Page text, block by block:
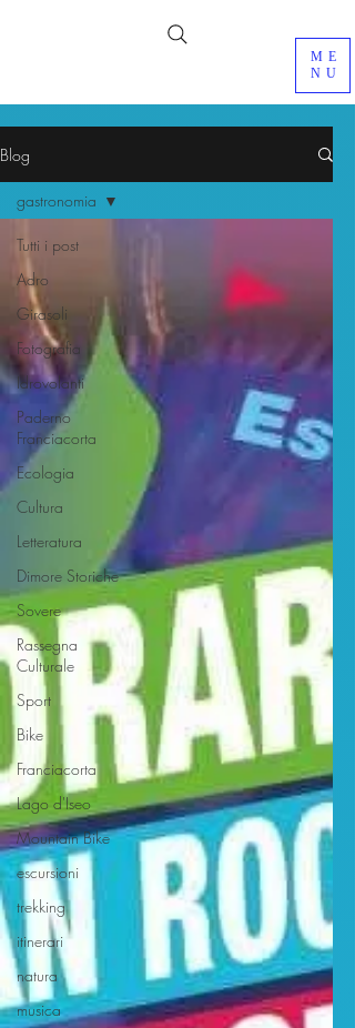
ME
NU
Blog
Tutti i post
Adro
Girasoli
Fotografia
Idrovolanti
Paderno
Franciacorta
Ecologia
Cultura
Letteratura
Dimore Storiche
Sovere
Rassegna
Culturale
Sport
Bike
Franciacorta
Lago d'Iseo
Mountain Bike
escursioni
trekking
itinerari
natura
musica
gastronomia